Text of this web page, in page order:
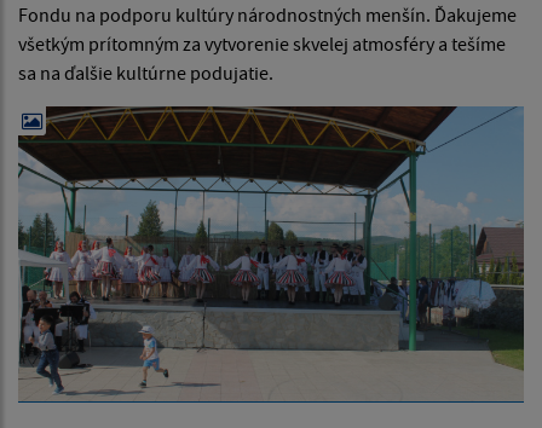
Fondu na podporu kultúry národnostných menšín. Ďakujeme
všetkým prítomným za vytvorenie skvelej atmosféry a tešíme
sa na ďalšie kultúrne podujatie.